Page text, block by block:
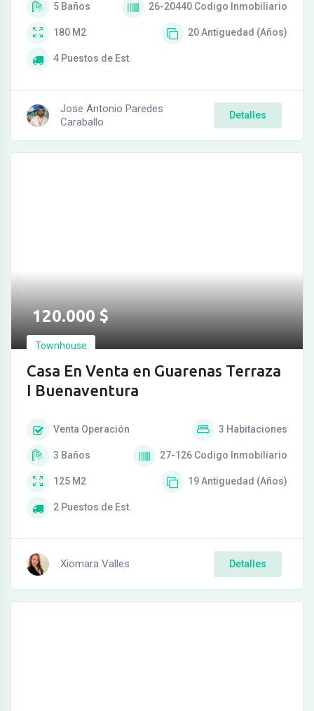
5 Baños 26-20440 Codigo Inmobiliario
180 M2 20Antiguedad (Años)
4 Puestos de Est.
Jose Antonio Paredes
Caraballo
Detalles
120.000$
Townhouse
Casa En Venta en Guarenas Terraza
I Buenaventura
Venta Operación 3 Habitaciones
3 Baños 27-126 Codigo Inmobiliario
125 M2 19Antiguedad (Años)
2 Puestos de Est.
Xiomara Valles Detalles